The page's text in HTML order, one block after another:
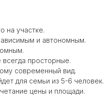
на участке.
и автономным.
просторные.
современный вид.
для семьи из 5-6 человек.
цены и площади.